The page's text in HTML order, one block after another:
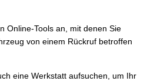
Online-Tools an, mit denen Sie
von einem Rückruf betroffen
eine Werkstatt aufsuchen, um Ihr